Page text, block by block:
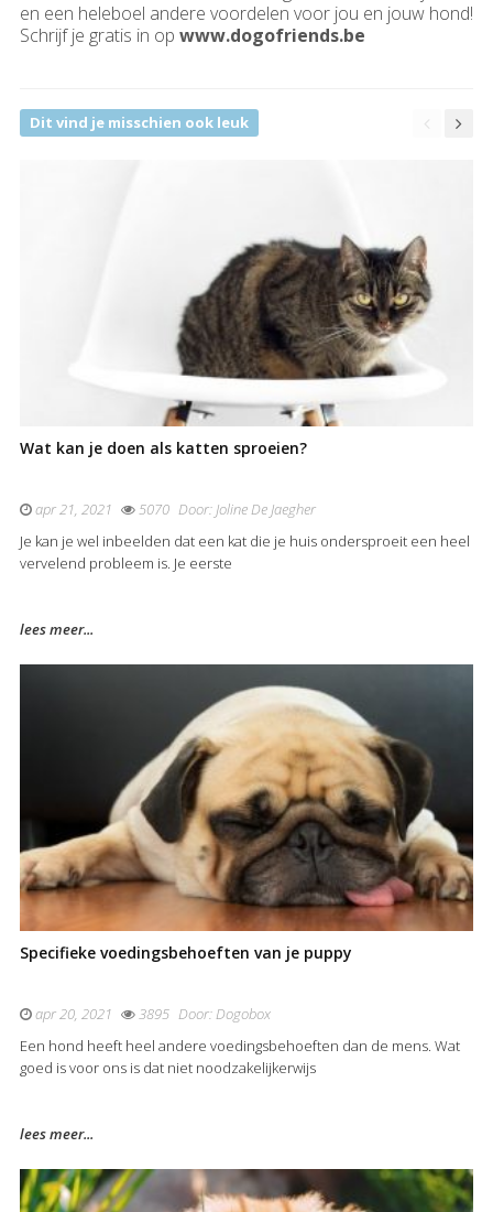
en een heleboel andere voordelen voor jou en jouw hond!
Schrijf je gratis in op www.dogofriends.be
Dit vind je misschien ook leuk
Wat kan je doen als katten sproeien?
apr 21, 2021 5070 Door: Joline De Jaegher
Je kan je wel inbeelden dat een kat die je huis ondersproeit een heel
vervelend probleem is. Je eerste
lees meer...
Specifieke voedingsbehoeften van je puppy
apr 20, 2021 3895 Door:Dogobox
Een hond heeft heel andere voedingsbehoeften dan de mens. Wat
goed is voor ons is dat niet noodzakelijkerwijs
lees meer...